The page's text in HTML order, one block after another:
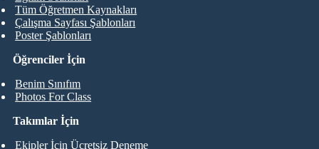
Öğrenciler İçin
Benim Sınıfım
Photos For Class
Tüm Öğretmen Kaynakları
Çalışma Sayfası Şablonları
Poster Şablonları
Takımlar İçin
Ekipler İçin Ücretsiz Deneme